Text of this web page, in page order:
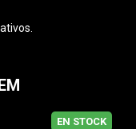
EN STOCK